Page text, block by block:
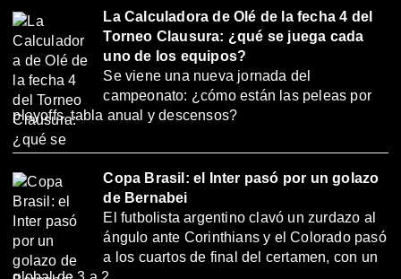
La Calculadora de Olé de la fecha 4 del
Torneo Clausura: ¿qué se juega cada
uno de los equipos?
Se viene una nueva jornada del
campeonato: ¿cómo están las peleas por
playoffs, tabla anual y descensos?
Copa Brasil: el Inter pasó por un golazo
de Bernabei
El futbolista argentino clavó un zurdazo al
ángulo ante Corinthians y el Colorado pasó
a los cuartos de final del certamen, con un